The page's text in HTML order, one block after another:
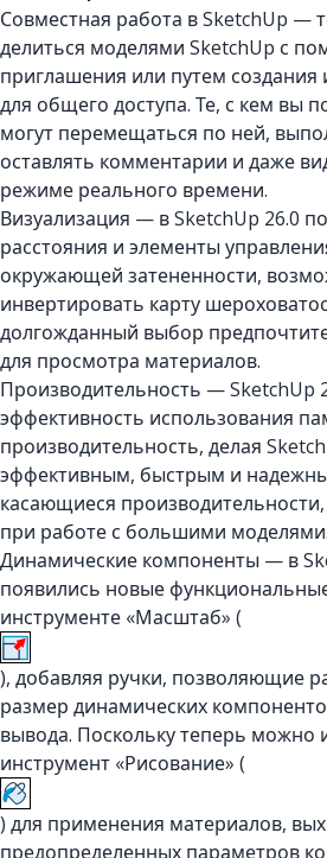
Совместная работа в SketchUp —
делиться моделями SketchUp с
приглашения или путем создания
для общего доступа. Те, с кем вы
могут перемещаться по ней,
оставлять комментарии и даже
режиме реального времени.
Визуализация — в SketchUp 26.0
расстояния и элементы
окружающей затененности,
инвертировать карту
долгожданный выбор
для просмотра материалов.
Производительность — SketchUp
эффективность использования
производительность, делая
эффективным, быстрым и
касающиеся
при работе с большими моделями.
Динамические компоненты — в
появились новые
инструменте «Масштаб» (
), добавляя ручки, позволяющие
размер динамических
вывода. Поскольку теперь можно
инструмент «Рисование» (
) для применения материалов,
предопределенных параметров